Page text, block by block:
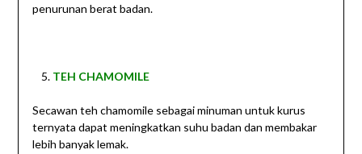
penurunan berat badan.
TEH CHAMOMILE
Secawan teh chamomile sebagai minuman untuk kurus
ternyata dapat meningkatkan suhu badan dan membakar
lebih banyak lemak.